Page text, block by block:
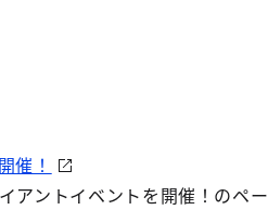
催！
ントイベントを開催！のペー